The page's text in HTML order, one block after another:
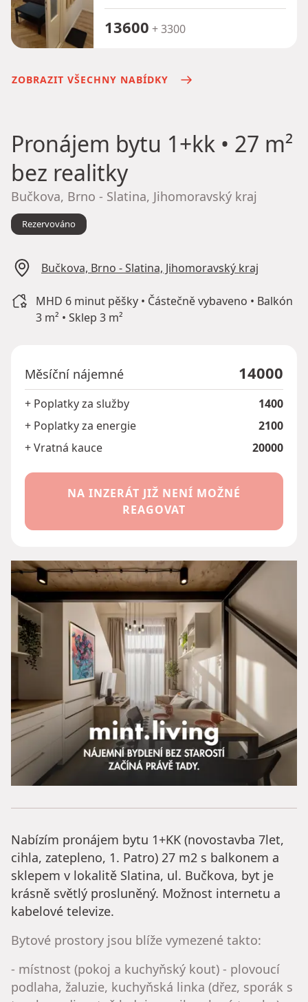
13600 + 3300
ZOBRAZIT VŠECHNY NABÍDKY
Pronájem bytu 1+kk • 27 m²
bez realitky
Bučkova, Brno - Slatina, Jihomoravský kraj
Rezervováno
Bučkova, Brno - Slatina, Jihomoravský kraj
MHD 6 minut pěšky • Částečně vybaveno • Balkón
3 m² • Sklep 3 m²
Měsíční nájemné 14000
+ Poplatky za služby
1400
+ Poplatky za energie
2100
+ Vratná kauce
20000
NA INZERÁT JIŽ NENÍ MOŽNÉ
REAGOVAT
Nabízím pronájem bytu 1+KK (novostavba 7let,
cihla, zatepleno, 1. Patro) 27 m2 s balkonem a
sklepem v lokalitě Slatina, ul. Bučkova, byt je
krásně světlý prosluněný. Možnost internetu a
kabelové televize.
Bytové prostory jsou blíže vymezené takto:
- místnost (pokoj a kuchyňský kout) - plovoucí
podlaha, žaluzie, kuchyňská linka (dřez, sporák s